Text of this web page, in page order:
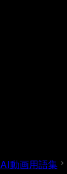
AI動画用語集